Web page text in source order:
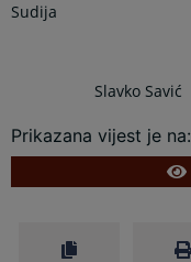
Sudija
Slavko Savić
Prikazana vijest je na: